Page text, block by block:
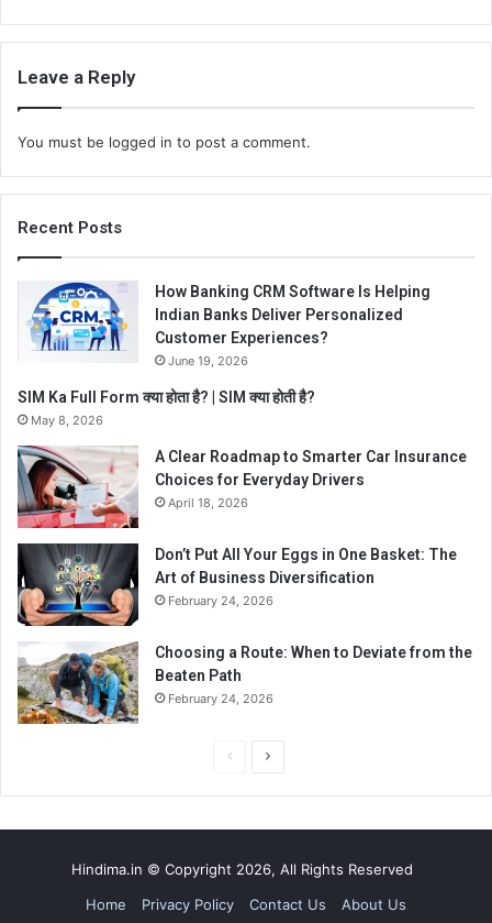
Leave a Reply
You must be logged in to post a comment.
Recent Posts
How Banking CRM Software Is Helping
Indian Banks Deliver Personalized
Customer Experiences?
June 19, 2026
SIM Ka Full Form क्या होता है? | SIM क्या होती है?
May 8, 2026
A Clear Roadmap to Smarter Car Insurance
Choices for Everyday Drivers
April 18, 2026
Don’t Put All Your Eggs in One Basket: The
Art of Business Diversification
February 24, 2026
Choosing a Route: When to Deviate from the
Beaten Path
February 24, 2026
PreviousNext
Hindima.in © Copyright 2026, All Rights Reserved
Home
Privacy Policy Contact Us About Us